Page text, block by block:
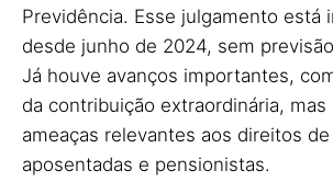
Previdência. Esse julgamento está
desde junho de 2024, sem
Já houve avanços importantes,
da contribuição extraordinária, mas
ameaças relevantes aos direitos
aposentadas e pensionistas.